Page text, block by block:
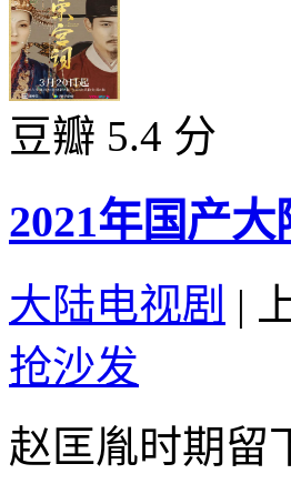
豆瓣 5.4 分
2021年国产
大陆电视剧 |
抢沙发
赵匡胤时期留